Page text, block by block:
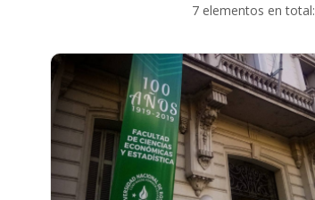
7 elementos en total: